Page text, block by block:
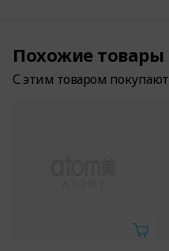
Похожие товары
С этим товаром покупают